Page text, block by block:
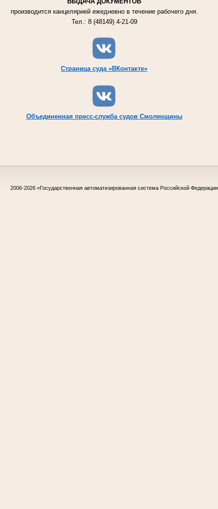
производится канцелярией ежедневно в течение рабочего дня.
Тел.: 8 (48149) 4-21-09
Страница суда «ВКонтакте»
Объединенная пресс-служба судов Смоленщины
2006-2026 «Государственная автоматизированная система Российской